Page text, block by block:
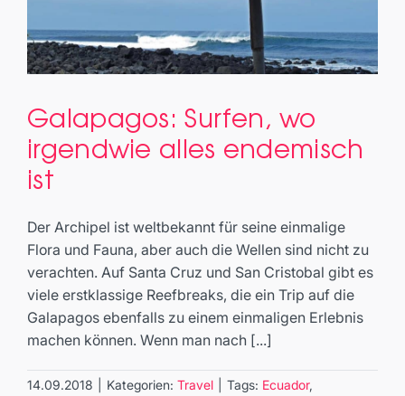
Galapagos: Surfen, wo
Galapagos: Surfen, wo
irgendwie alles endemisch
ist
Der Archipel ist weltbekannt für seine einmalige
Flora und Fauna, aber auch die Wellen sind nicht zu
verachten. Auf Santa Cruz und San Cristobal gibt es
viele erstklassige Reefbreaks, die ein Trip auf die
Galapagos ebenfalls zu einem einmaligen Erlebnis
machen können. Wenn man nach [...]
14.09.2018 Kategorien: Travel Tags: Ecuador,